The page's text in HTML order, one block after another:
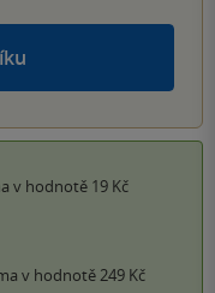
v hodnotě 19 Kč
v hodnotě 249 Kč